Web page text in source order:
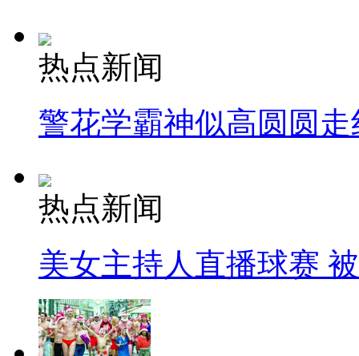
热点新闻
警花学霸神似高圆圆走
热点新闻
美女主持人直播球赛